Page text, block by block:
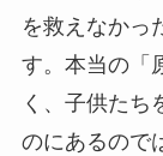
を救えなかっ
す。本当の「
く、子供たち
のにあるので